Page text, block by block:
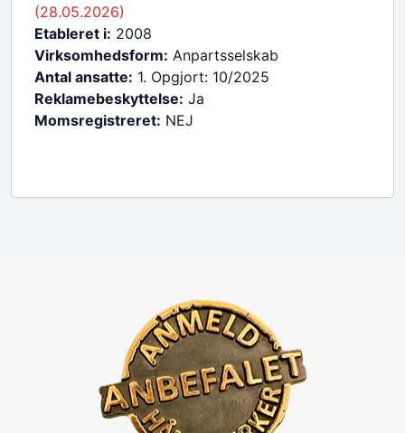
(28.05.2026)
Etableret i: 2008
Virksomhedsform: Anpartsselskab
Antal ansatte: 1. Opgjort: 10/2025
Reklamebeskyttelse: Ja
Momsregistreret: NEJ